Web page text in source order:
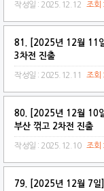
작성일 : 2025.12.12 조회
81. [2025년 12월 11
3차전 진출
작성일 : 2025.12.11 조회
80. [2025년 12월 10일]
부산 꺾고 2차전 진출
작성일 : 2025.12.10 조회
79. [2025년 12월 7일]